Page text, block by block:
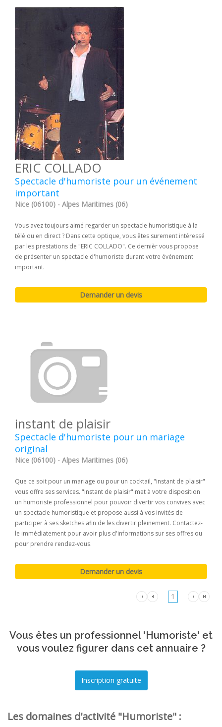
ERIC COLLADO
Spectacle d'humoriste pour un événement
important
Nice (06100) - Alpes Maritimes (06)
Vous avez toujours aimé regarder un spectacle humoristique à la
télé ou en direct ? Dans cette optique, vous êtes surement intéressé
par les prestations de "ERIC COLLADO". Ce dernièr vous propose
de présenter un spectacle d'humoriste durant votre événement
important.
instant de plaisir
Spectacle d'humoriste pour un mariage
original
Nice (06100) - Alpes Maritimes (06)
Que ce soit pour un mariage ou pour un cocktail, "instant de plaisir"
vous offre ses services. "instant de plaisir" met à votre disposition
un humoriste professionnel pour pouvoir divertir vos convives avec
un spectacle humoristique et propose aussi à vos invités de
participer à ses sketches afin de les divertir pleinement. Contactez-
le immédiatement pour avoir plus d'informations sur ses offres ou
pour prendre rendez-vous.
1
Vous êtes un professionnel 'Humoriste' et
vous voulez figurer dans cet annuaire ?
Les domaines d'activité "Humoriste" :